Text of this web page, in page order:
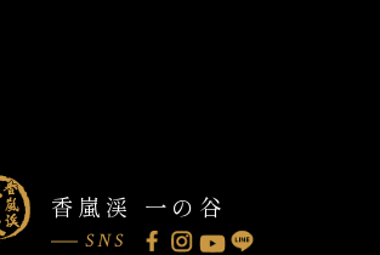
香嵐渓 一の谷
SNS